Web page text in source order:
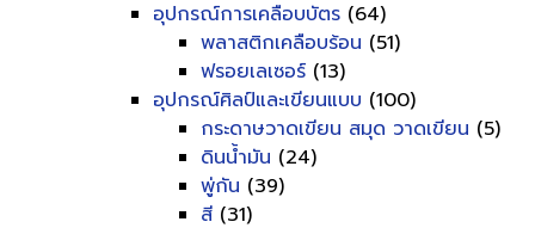
อุปกรณ์การเคลือบบัตร (64)
พลาสติกเคลือบร้อน (51)
ฟรอยเลเซอร์ (13)
อุปกรณ์ศิลป์และเขียนแบบ (100)
กระดาษวาดเขียน สมุด วาดเขียน (5)
ดินน้ำมัน (24)
พู่กัน (39)
สี (31)